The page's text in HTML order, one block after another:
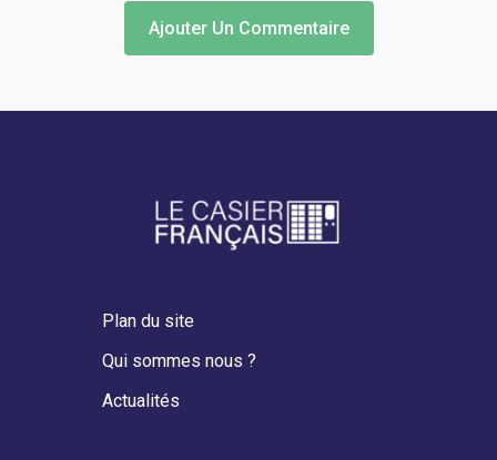
Plan du site
Qui sommes nous ?
Actualités